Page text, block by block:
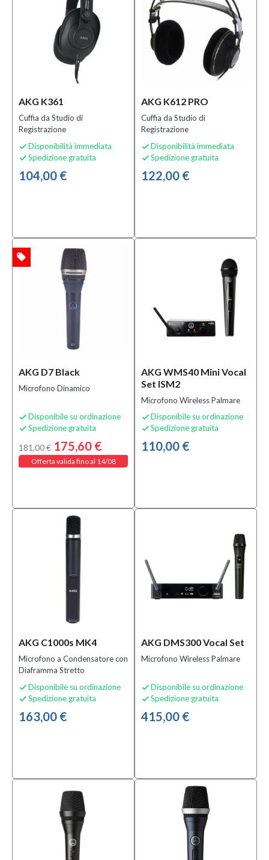
prodotti
Si
(53)
Speciali
AKG K361
Cuffia da Studio di
Registrazione
 Disponibilità immediata
 Spedizione gratuita
104,00 €
AKG K612 PRO
Cuffia da Studio di
Registrazione
 Disponibilità immediata
 Spedizione gratuita
122,00 €
AKG D7 Black
Microfono Dinamico
 Disponibile su ordinazione
 Spedizione gratuita
181,00 € 175,60 €
Offerta valida fino al 14/08
local_offer
AKG WMS40 Mini Vocal
Set ISM2
Microfono Wireless Palmare
 Disponibile su ordinazione
 Spedizione gratuita
110,00 €
AKG C1000s MK4
Microfono a Condensatore con
Diaframma Stretto
 Disponibile su ordinazione
 Spedizione gratuita
163,00 €
AKG DMS300 Vocal Set
Microfono Wireless Palmare
 Disponibile su ordinazione
 Spedizione gratuita
415,00 €